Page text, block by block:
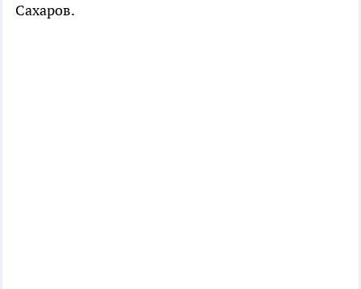
Сахаров.